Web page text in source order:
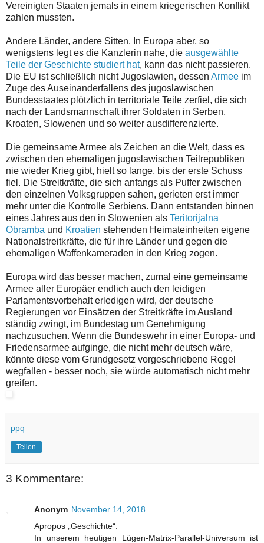
Vereinigten Staaten jemals in einem kriegerischen Konflikt
zahlen mussten.
Andere Länder, andere Sitten. In Europa aber, so
wenigstens legt es die Kanzlerin nahe, die ausgewählte
Teile der Geschichte studiert hat, kann das nicht passieren.
Die EU ist schließlich nicht Jugoslawien, dessen Armee im
Zuge des Auseinanderfallens des jugoslawischen
Bundesstaates plötzlich in territoriale Teile zerfiel, die sich
nach der Landsmannschaft ihrer Soldaten in Serben,
Kroaten, Slowenen und so weiter ausdifferenzierte.
Die gemeinsame Armee als Zeichen an die Welt, dass es
zwischen den ehemaligen jugoslawischen Teilrepubliken
nie wieder Krieg gibt, hielt so lange, bis der erste Schuss
fiel. Die Streitkräfte, die sich anfangs als Puffer zwischen
den einzelnen Volksgruppen sahen, gerieten erst immer
mehr unter die Kontrolle Serbiens. Dann entstanden binnen
eines Jahres aus den in Slowenien als Teritorijalna
Obramba und Kroatien stehenden Heimateinheiten eigene
Nationalstreitkräfte, die für ihre Länder und gegen die
ehemaligen Waffenkameraden in den Krieg zogen.
Europa wird das besser machen, zumal eine gemeinsame
Armee aller Europäer endlich auch den leidigen
Parlamentsvorbehalt erledigen wird, der deutsche
Regierungen vor Einsätzen der Streitkräfte im Ausland
ständig zwingt, im Bundestag um Genehmigung
nachzusuchen. Wenn die Bundeswehr in einer Europa- und
Friedensarmee aufginge, die nicht mehr deutsch wäre,
könnte diese vom Grundgesetz vorgeschriebene Regel
wegfallen - besser noch, sie würde automatisch nicht mehr
greifen.
ppq
Teilen
3 Kommentare:
Anonym November 14, 2018
Apropos „Geschichte“:
In unserem heutigen Lügen-Matrix-Parallel-Universum ist